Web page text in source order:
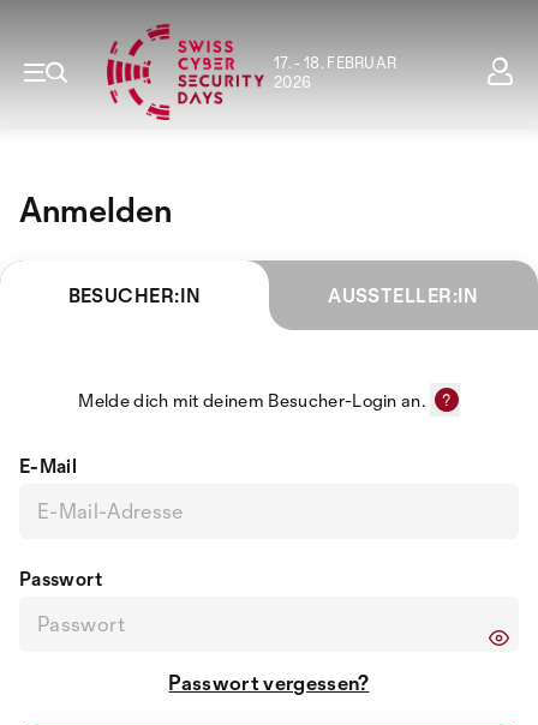
17. - 18. FEBRUAR
2026
Anmelden
BESUCHER:IN AUSSTELLER:IN
Melde dich mit deinem Besucher-Login an.
E-Mail
Passwort
Passwort vergessen?